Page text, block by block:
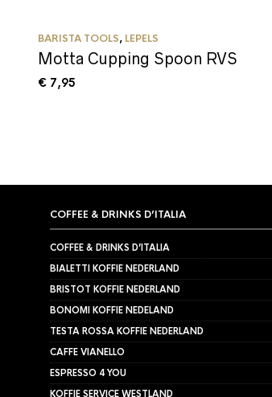
BARISTA TOOLS, LEPELS
Motta Cupping Spoon RVS
€7,95
COFFEE & DRINKS D’ITALIA
COFFEE & DRINKS D’ITALIA
BIALETTI KOFFIE NEDERLAND
BRISTOT KOFFIE NEDERLAND
BONOMI KOFFIE NEDELAND
TESTA ROSSA KOFFIE NEDERLAND
CAFFE VIANELLO
ESPRESSO 4 YOU
KOFFIE SERVICE WESTLAND